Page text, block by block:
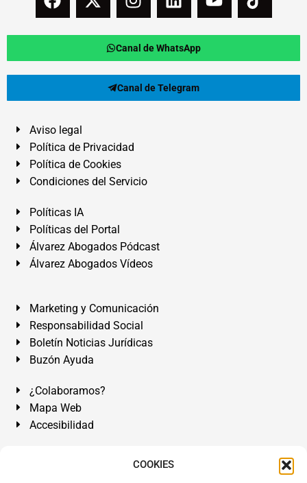
COOKIES
Canal de WhatsApp
Canal de Telegram
Aviso legal
Política de Privacidad
Política de Cookies
Condiciones del Servicio
Políticas IA
Políticas del Portal
Álvarez Abogados Pódcast
Álvarez Abogados Vídeos
Marketing y Comunicación
Responsabilidad Social
Boletín Noticias Jurídicas
Buzón Ayuda
¿Colaboramos?
Mapa Web
Accesibilidad
Álvarez Abogados Tenerife:Calle Teobaldo Power Nº 7,